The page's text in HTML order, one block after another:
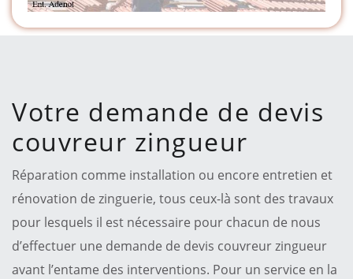
Votre demande de devis
couvreur zingueur
Réparation comme installation ou encore entretien et
rénovation de zinguerie, tous ceux-là sont des travaux
pour lesquels il est nécessaire pour chacun de nous
d’effectuer une demande de devis couvreur zingueur
avant l’entame des interventions. Pour un service en la